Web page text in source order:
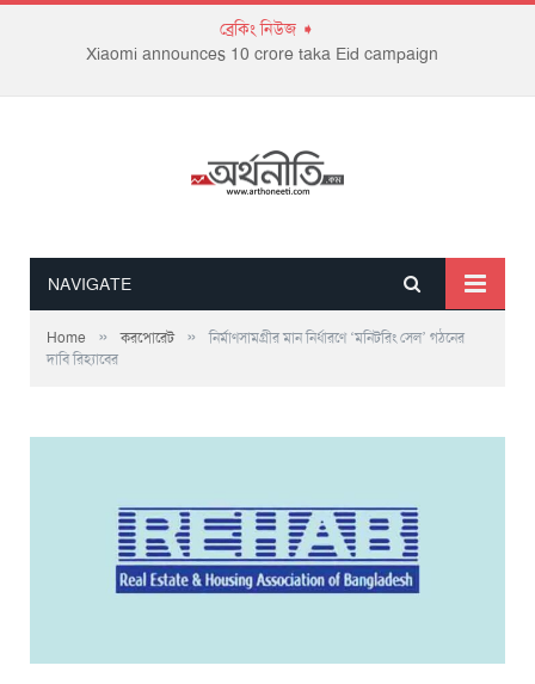
ব্রেকিং নিউজ ➧
Xiaomi announces 10 crore taka Eid campaign
NAVIGATE
Home » করপোরেট »
নির্মাণসামগ্রীর মান নির্ধারণে ‘মনিটরিং সেল’ গঠনের
দাবি রিহ্যাবের